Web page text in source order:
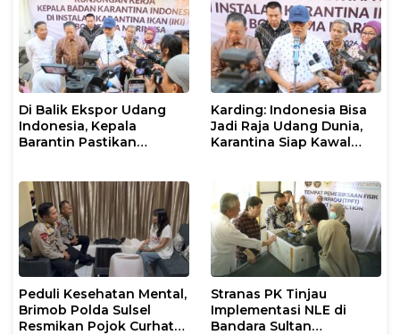
Di Balik Ekspor Udang
Indonesia, Kepala
Barantin Pastikan
Karding: Indonesia Bisa
Jadi Raja Udang Dunia,
Karantina Siap Kawal
Peduli Kesehatan Mental,
Brimob Polda Sulsel
Resmikan Pojok Curhat
Stranas PK Tinjau
Implementasi NLE di
Bandara Sultan